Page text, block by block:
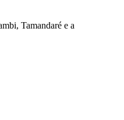
Tamandaré e a